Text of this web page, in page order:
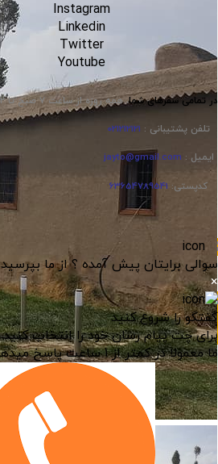
Instagram
Linkedin
Twitter
Youtube
در تمامی سفر‌های شما،همه روزه از ساعت ۷ صبح تا ۲ بامداد در کنار شما هستیم.
تلفن پشتیبانی : 021212121
ایمیل : jayto@gmail.com
کدپستی: 63654789541
سوالی برایتان پیش آمده ؟ از ما بپرسید
×
گفتگو را شروع کنید
برای چت پیام رسان خود را انتخاب کنید
ما معمولا در کمتر از 1 ساعت پاسخ میدهیم